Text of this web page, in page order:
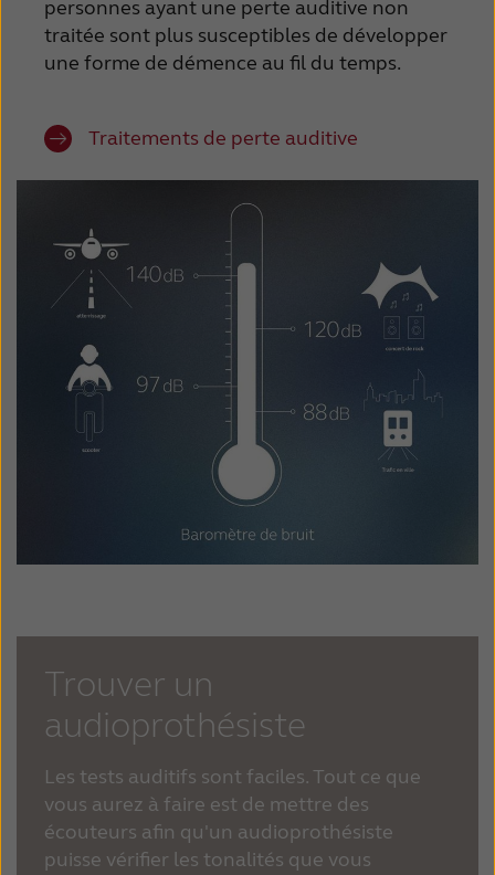
personnes ayant une perte auditive non
traitée sont plus susceptibles de développer
une forme de démence au fil du temps.
Traitements de perte auditive
Trouver un
audioprothésiste
Les tests auditifs sont faciles. Tout ce que
vous aurez à faire est de mettre des
écouteurs afin qu'un audioprothésiste
puisse vérifier les tonalités que vous